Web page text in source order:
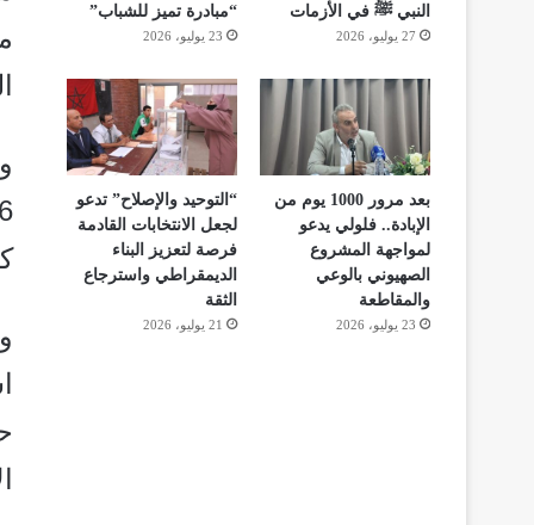
النبي ﷺ في الأزمات
27 يوليو، 2026
“مبادرة تميز للشباب”
23 يوليو، 2026
بعد مرور 1000 يوم من
الإبادة.. فلولي يدعو
لمواجهة المشروع
الصهيوني بالوعي
والمقاطعة
23 يوليو، 2026
“التوحيد والإصلاح” تدعو
لجعل الانتخابات القادمة
فرصة لتعزيز البناء
الديمقراطي واسترجاع
الثقة
21 يوليو، 2026